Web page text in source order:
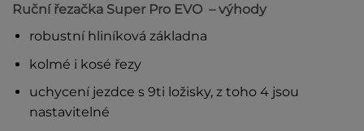
Ruční řezačka Super Pro EVO – výhody
robustní hliníková základna
kolmé i kosé řezy
uchycení jezdce s 9ti ložisky, z toho 4 jsou
nastavitelné